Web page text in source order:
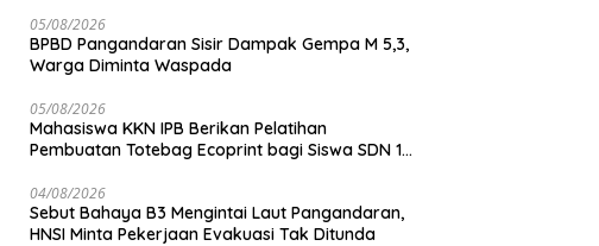
05/08/2026
BPBD Pangandaran Sisir Dampak Gempa M 5,3,
Warga Diminta Waspada
05/08/2026
Mahasiswa KKN IPB Berikan Pelatihan
Pembuatan Totebag Ecoprint bagi Siswa SDN 1
04/08/2026
Sebut Bahaya B3 Mengintai Laut Pangandaran,
HNSI Minta Pekerjaan Evakuasi Tak Ditunda